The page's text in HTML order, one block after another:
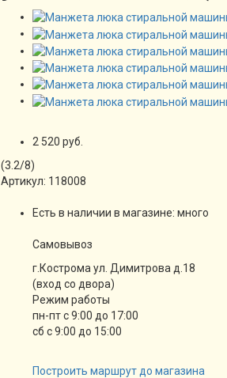
2 520 руб.
(3.2/8)
Артикул: 118008
Есть в наличии в магазине: много
Cамовывоз
г.Кострома ул. Димитрова д.18
(вход со двора)
Режим работы
пн-пт с 9:00 до 17:00
сб с 9:00 до 15:00
Построить маршрут до магазина